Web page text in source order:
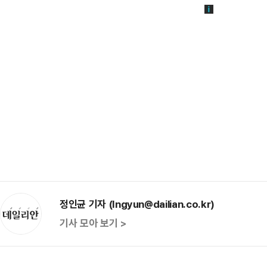
정인균 기자 (Ingyun@dailian.co.kr)
기사 모아 보기 >